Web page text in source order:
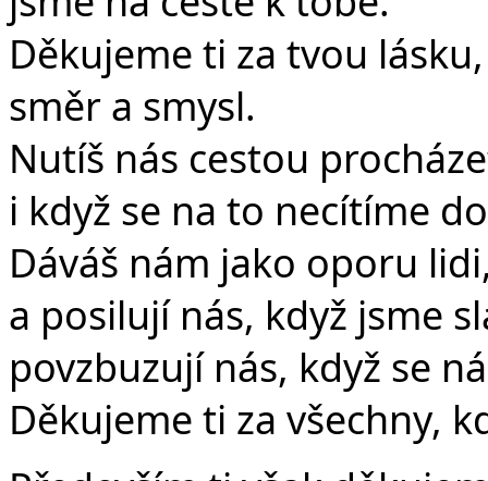
Děkujeme ti za tvou
směr a smysl.
Nutíš nás cestou
i když se na to necítíme
Dáváš nám jako oporu
a posilují nás, když jsme
povzbuzují nás, když se
Děkujeme ti za všechny,